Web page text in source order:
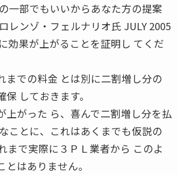
一部でもいいからあなた方の提案
レンゾ・フェルナリオ氏 JULY 2005
効果が上がることを証明し てくだ
までの料金 とは別に二割増し分の
しておきます。
上がった ら、喜んで二割増し分を払
ことに、これはあくまでも仮説の
まで実際に３ＰＬ業者から このよ
はありません。